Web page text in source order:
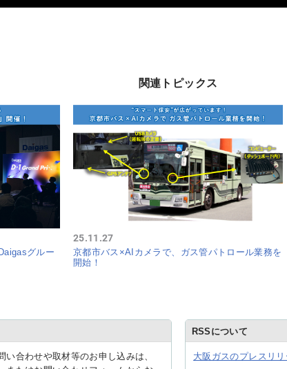
関連トピックス
グルー
25.11.27
京都市バス×AIカメラで、ガス管パトロール業務を
開始！
合わせや取材等のお申し込みは、
RSSについて
大阪ガスのプレスリ